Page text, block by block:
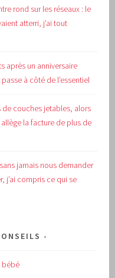
rond sur les réseaux : le
atterri, j’ai tout
après un anniversaire
à côté de l’essentiel
de couches jetables, alors
la facture de plus de
jamais nous demander
j’ai compris ce qui se
bébé